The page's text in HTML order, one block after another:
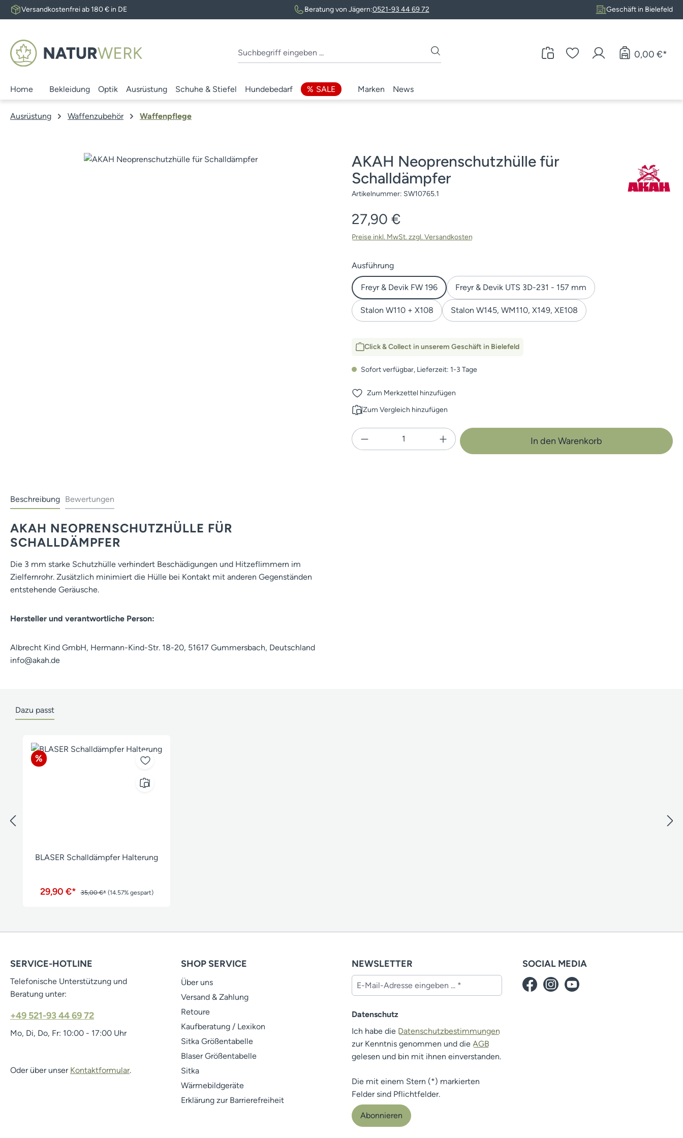
Hauptinhalt springen
Zur Suche springen
Zur Hauptnavigation springen
Versandkostenfrei ab 180 € in DE Beratung von Jägern:0521-93 44 69 72 Geschäft in Bielefeld
0,00 €*
Home Bekleidung Optik Ausrüstung Schuhe & Stiefel Hundebedarf SALE Marken News
Ausrüstung Waffenzubehör Waffenpflege
Bildergalerie überspringen
AKAH Neoprenschutzhülle für
Schalldämpfer
Artikelnummer: SW10765.1
Regulärer Preis:
27,90 €
Preise inkl. MwSt. zzgl. Versandkosten
Ausführungauswählen
Freyr & Devik FW 196 Freyr & Devik UTS 3D-231 - 157 mm
Stalon W110 + X108 Stalon W145, WM110, X149, XE108
Click & Collect in unserem Geschäft in Bielefeld
Sofort verfügbar, Lieferzeit: 1-3 Tage
Zum Merkzettel hinzufügen
Zum Vergleich hinzufügen
Produkt Anzahl: Gib den gewünschten Wert ein oder
In den Warenkorb
Beschreibung Bewertungen
AKAH NEOPRENSCHUTZHÜLLE FÜR
SCHALLDÄMPFER
Die 3 mm starke Schutzhülle verhindert Beschädigungen und Hitzeflimmern im
Zielfernrohr. Zusätzlich minimiert die Hülle bei Kontakt mit anderen Gegenständen
entstehende Geräusche.
Hersteller und verantwortliche Person:
Albrecht Kind GmbH, Hermann-Kind-Str. 18-20, 51617 Gummersbach, Deutschland
info@akah.de
Dazu passt
Produktgalerie überspringen
Rabatt
%
BLASER Schalldämpfer Halterung
29,90 €* 35,00 €* (14.57% gespart)
SERVICE-HOTLINE
Telefonische Unterstützung und
Beratung unter:
+49 521-93 44 69 72
Mo, Di, Do, Fr: 10:00 - 17:00 Uhr
Oder über unser Kontaktformular.
SHOP SERVICE
Über uns
Versand & Zahlung
Retoure
Kaufberatung / Lexikon
Sitka Größentabelle
Blaser Größentabelle
Sitka
Wärmebildgeräte
Erklärung zur Barrierefreiheit
NEWSLETTER
Datenschutz
Ich habe die Datenschutzbestimmungen
zur Kenntnis genommen und die AGB
gelesen und bin mit ihnen einverstanden.
Die mit einem Stern (*) markierten
Felder sind Pflichtfelder.
Abonnieren
SOCIAL MEDIA